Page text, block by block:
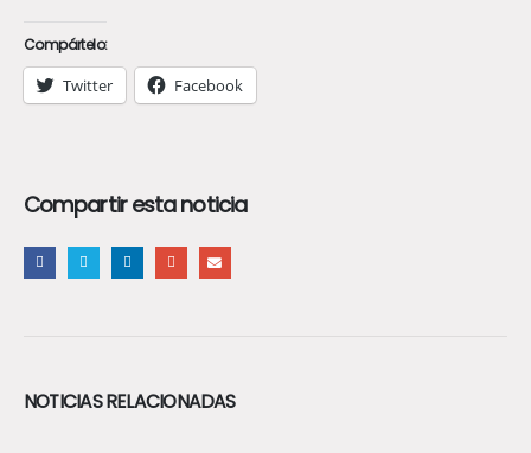
Compártelo:
Twitter Facebook
Compartir esta noticia
NOTICIAS RELACIONADAS